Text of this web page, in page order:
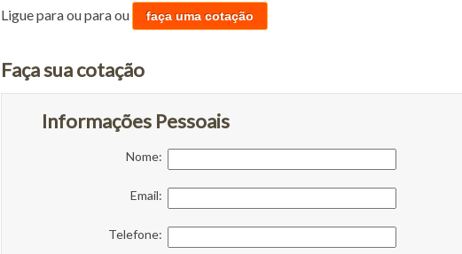
Ligue paraou paraou faça uma cotação
Faça sua cotação
Informações Pessoais
Nome:
Email:
Telefone: